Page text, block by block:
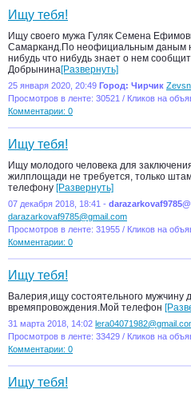
Ищу тебя!
Ищу своего мужа Гуляк Семена
Самарканд.По неофициальным даным
нибудь что нибудь знает о нем
Добрынина[Развернуть]
25 января 2020, 20:49 Город: Чирчик
Просмотров в ленте: 30521 / Кликов на
Комментарии: 0
Ищу тебя!
Ищу молодого человека для
жилплощади не требуется, только
телефону [Развернуть]
07 декабря 2018, 18:41 -
darazarkovaf9785@gmail.com
Просмотров в ленте: 31955 / Кликов на
Комментарии: 0
Ищу тебя!
Валерия,ищу состоятельного мужчину
времяпровождения.Мой телефон
31 марта 2018, 14:02
Просмотров в ленте: 33429 / Кликов на
Комментарии: 0
Ищу тебя!